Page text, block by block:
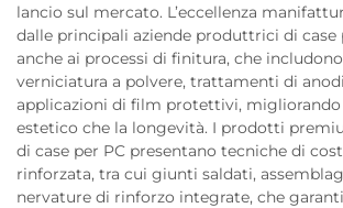
lancio sul mercato. L’eccellenza
dalle principali aziende produttrici di case
anche ai processi di finitura, che
verniciatura a polvere, trattamenti di
applicazioni di film protettivi, migliorando
estetico che la longevità. I prodotti
di case per PC presentano tecniche di
rinforzata, tra cui giunti saldati,
nervature di rinforzo integrate, che